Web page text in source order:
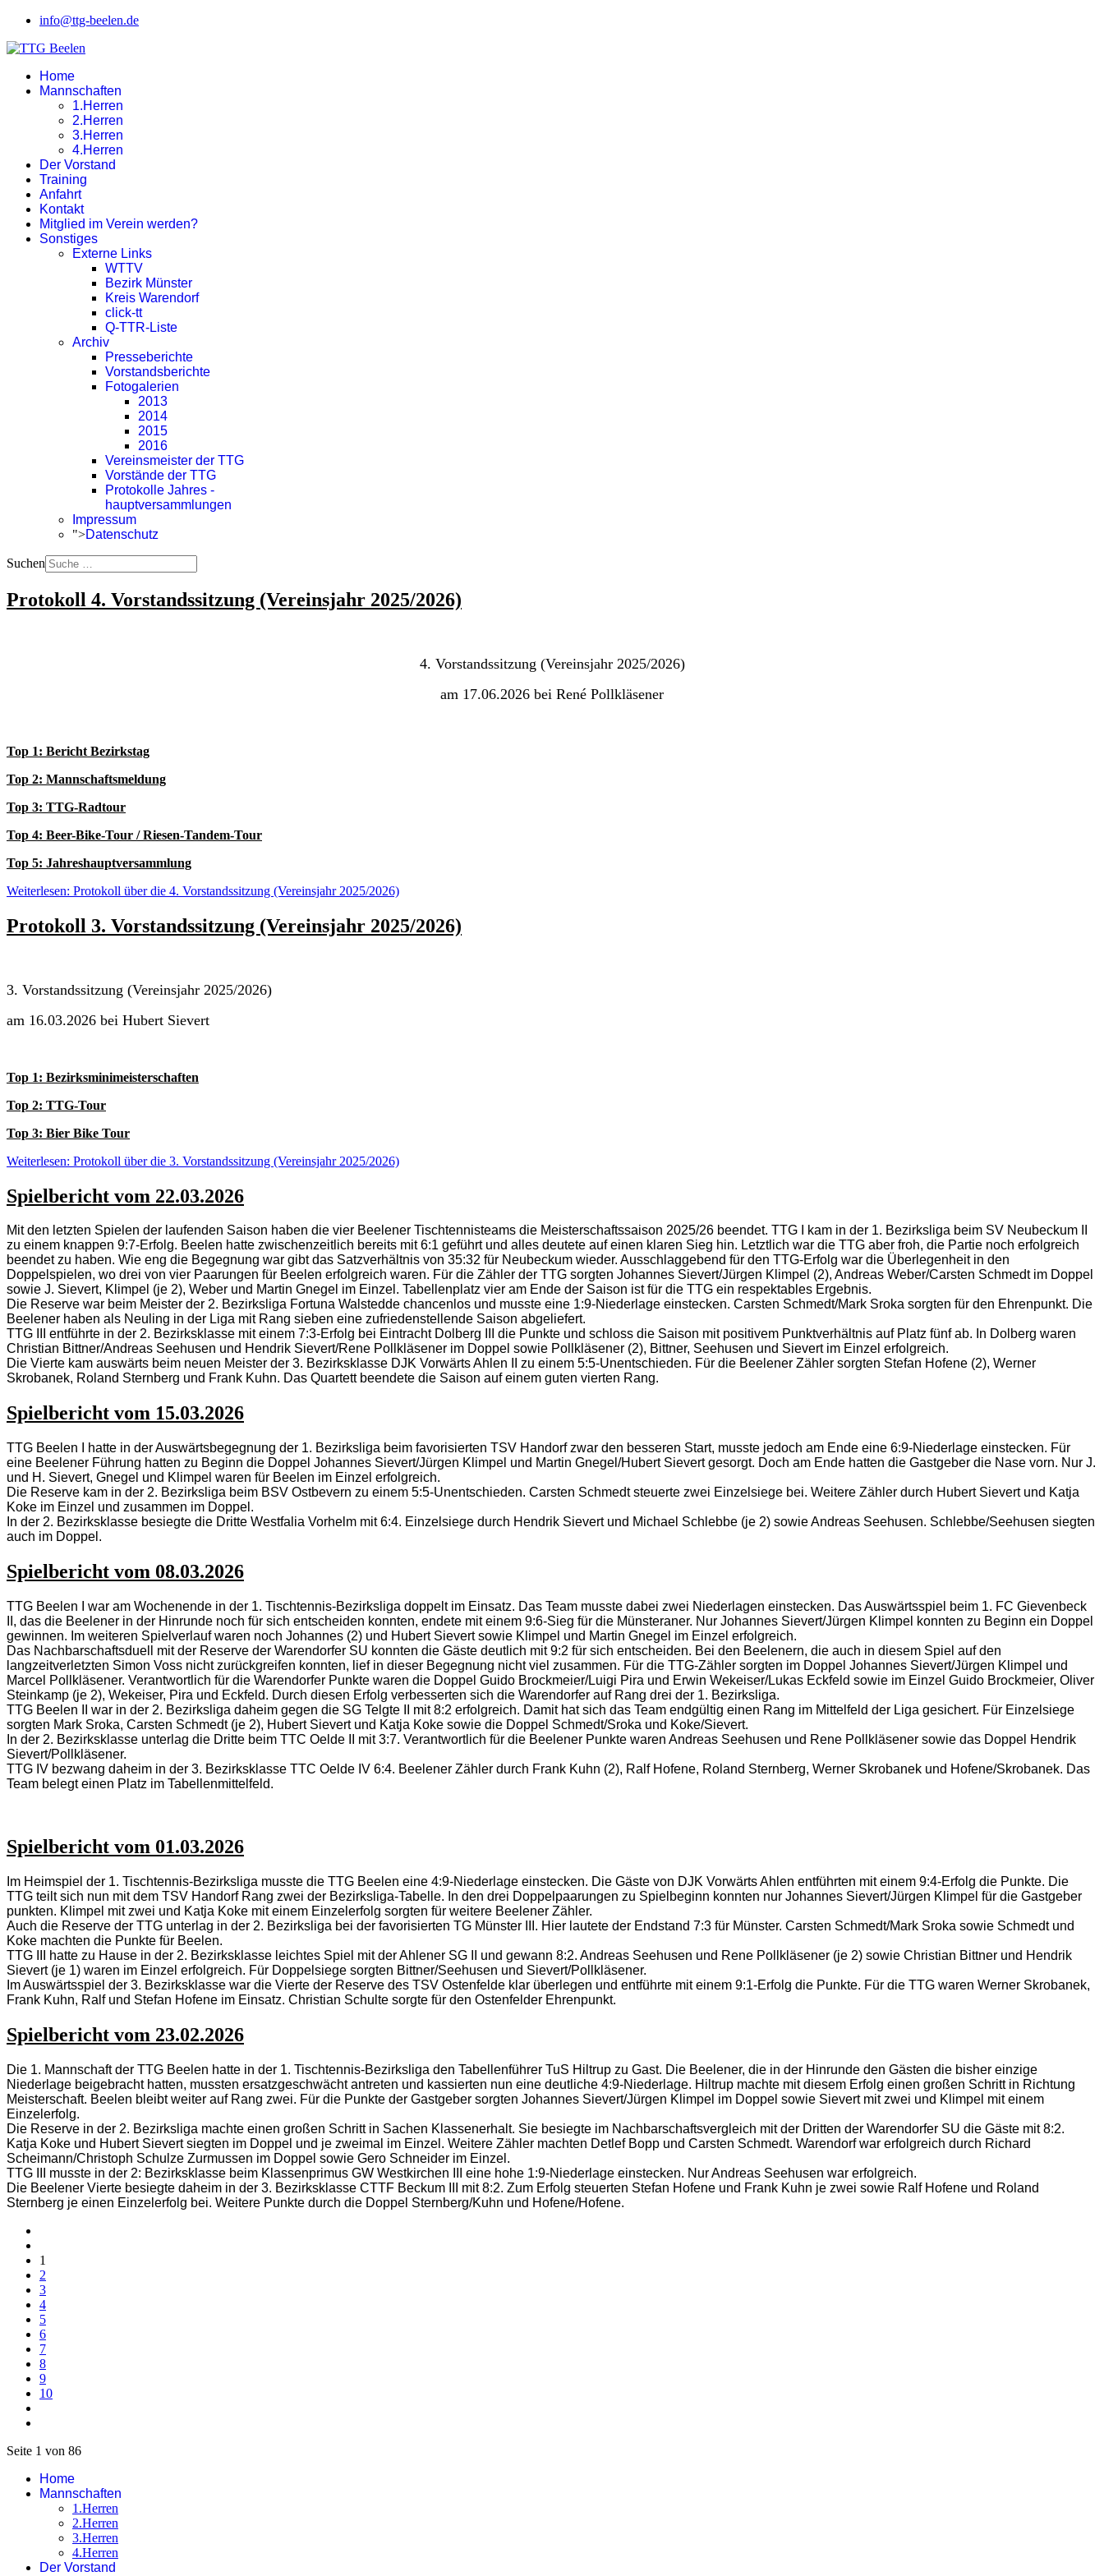
info@ttg-beelen.de
Home
Mannschaften
1.Herren
2.Herren
3.Herren
4.Herren
Der Vorstand
Training
Anfahrt
Kontakt
Mitglied im Verein werden?
Sonstiges
Externe Links
WTTV
Bezirk Münster
Kreis Warendorf
click-tt
Q-TTR-Liste
Archiv
Presseberichte
Vorstandsberichte
Fotogalerien
2013
2014
2015
2016
Vereinsmeister der TTG
Vorstände der TTG
Protokolle Jahres -
hauptversammlungen
Impressum
">Datenschutz
Suchen
Protokoll 4. Vorstandssitzung (Vereinsjahr 2025/2026)
4. Vorstandssitzung (Vereinsjahr 2025/2026)
am 17.06.2026 bei René Pollkläsener
Top 1: Bericht Bezirkstag
Top 2: Mannschaftsmeldung
Top 3: TTG-Radtour
Top 4: Beer-Bike-Tour / Riesen-Tandem-Tour
Top 5: Jahreshauptversammlung
Weiterlesen: Protokoll über die 4. Vorstandssitzung (Vereinsjahr 2025/2026)
Protokoll 3. Vorstandssitzung (Vereinsjahr 2025/2026)
3. Vorstandssitzung (Vereinsjahr 2025/2026)
am 16.03.2026 bei Hubert Sievert
Top 1: Bezirksminimeisterschaften
Top 2: TTG-Tour
Top 3: Bier Bike Tour
Weiterlesen: Protokoll über die 3. Vorstandssitzung (Vereinsjahr 2025/2026)
Spielbericht vom 22.03.2026
Mit den letzten Spielen der laufenden Saison haben die vier Beelener Tischtennisteams die Meisterschaftssaison 2025/26 beendet. TTG I kam in der 1. Bezirksliga beim SV Neubeckum II
zu einem knappen 9:7-Erfolg. Beelen hatte zwischenzeitlich bereits mit 6:1 geführt und alles deutete auf einen klaren Sieg hin. Letztlich war die TTG aber froh, die Partie noch erfolgreich
beendet zu haben. Wie eng die Begegnung war gibt das Satzverhältnis von 35:32 für Neubeckum wieder. Ausschlaggebend für den TTG-Erfolg war die Überlegenheit in den
Doppelspielen, wo drei von vier Paarungen für Beelen erfolgreich waren. Für die Zähler der TTG sorgten Johannes Sievert/Jürgen Klimpel (2), Andreas Weber/Carsten Schmedt im Doppel
sowie J. Sievert, Klimpel (je 2), Weber und Martin Gnegel im Einzel. Tabellenplatz vier am Ende der Saison ist für die TTG ein respektables Ergebnis.
Die Reserve war beim Meister der 2. Bezirksliga Fortuna Walstedde chancenlos und musste eine 1:9-Niederlage einstecken. Carsten Schmedt/Mark Sroka sorgten für den Ehrenpunkt. Die
Beelener haben als Neuling in der Liga mit Rang sieben eine zufriedenstellende Saison abgeliefert.
TTG III entführte in der 2. Bezirksklasse mit einem 7:3-Erfolg bei Eintracht Dolberg III die Punkte und schloss die Saison mit positivem Punktverhältnis auf Platz fünf ab. In Dolberg waren
Christian Bittner/Andreas Seehusen und Hendrik Sievert/Rene Pollkläsener im Doppel sowie Pollkläsener (2), Bittner, Seehusen und Sievert im Einzel erfolgreich.
Die Vierte kam auswärts beim neuen Meister der 3. Bezirksklasse DJK Vorwärts Ahlen II zu einem 5:5-Unentschieden. Für die Beelener Zähler sorgten Stefan Hofene (2), Werner
Skrobanek, Roland Sternberg und Frank Kuhn. Das Quartett beendete die Saison auf einem guten vierten Rang.
Spielbericht vom 15.03.2026
TTG Beelen I hatte in der Auswärtsbegegnung der 1. Bezirksliga beim favorisierten TSV Handorf zwar den besseren Start, musste jedoch am Ende eine 6:9-Niederlage einstecken. Für
eine Beelener Führung hatten zu Beginn die Doppel Johannes Sievert/Jürgen Klimpel und Martin Gnegel/Hubert Sievert gesorgt. Doch am Ende hatten die Gastgeber die Nase vorn. Nur J.
und H. Sievert, Gnegel und Klimpel waren für Beelen im Einzel erfolgreich.
Die Reserve kam in der 2. Bezirksliga beim BSV Ostbevern zu einem 5:5-Unentschieden. Carsten Schmedt steuerte zwei Einzelsiege bei. Weitere Zähler durch Hubert Sievert und Katja
Koke im Einzel und zusammen im Doppel.
In der 2. Bezirksklasse besiegte die Dritte Westfalia Vorhelm mit 6:4. Einzelsiege durch Hendrik Sievert und Michael Schlebbe (je 2) sowie Andreas Seehusen. Schlebbe/Seehusen siegten
auch im Doppel.
Spielbericht vom 08.03.2026
TTG Beelen I war am Wochenende in der 1. Tischtennis-Bezirksliga doppelt im Einsatz. Das Team musste dabei zwei Niederlagen einstecken. Das Auswärtsspiel beim 1. FC Gievenbeck
II, das die Beelener in der Hinrunde noch für sich entscheiden konnten, endete mit einem 9:6-Sieg für die Münsteraner. Nur Johannes Sievert/Jürgen Klimpel konnten zu Beginn ein Doppel
gewinnen. Im weiteren Spielverlauf waren noch Johannes (2) und Hubert Sievert sowie Klimpel und Martin Gnegel im Einzel erfolgreich.
Das Nachbarschaftsduell mit der Reserve der Warendorfer SU konnten die Gäste deutlich mit 9:2 für sich entscheiden. Bei den Beelenern, die auch in diesem Spiel auf den
langzeitverletzten Simon Voss nicht zurückgreifen konnten, lief in dieser Begegnung nicht viel zusammen. Für die TTG-Zähler sorgten im Doppel Johannes Sievert/Jürgen Klimpel und
Marcel Pollkläsener. Verantwortlich für die Warendorfer Punkte waren die Doppel Guido Brockmeier/Luigi Pira und Erwin Wekeiser/Lukas Eckfeld sowie im Einzel Guido Brockmeier, Oliver
Steinkamp (je 2), Wekeiser, Pira und Eckfeld. Durch diesen Erfolg verbesserten sich die Warendorfer auf Rang drei der 1. Bezirksliga.
TTG Beelen II war in der 2. Bezirksliga daheim gegen die SG Telgte II mit 8:2 erfolgreich. Damit hat sich das Team endgültig einen Rang im Mittelfeld der Liga gesichert. Für Einzelsiege
sorgten Mark Sroka, Carsten Schmedt (je 2), Hubert Sievert und Katja Koke sowie die Doppel Schmedt/Sroka und Koke/Sievert.
In der 2. Bezirksklasse unterlag die Dritte beim TTC Oelde II mit 3:7. Verantwortlich für die Beelener Punkte waren Andreas Seehusen und Rene Pollkläsener sowie das Doppel Hendrik
Sievert/Pollkläsener.
TTG IV bezwang daheim in der 3. Bezirksklasse TTC Oelde IV 6:4. Beelener Zähler durch Frank Kuhn (2), Ralf Hofene, Roland Sternberg, Werner Skrobanek und Hofene/Skrobanek. Das
Team belegt einen Platz im Tabellenmittelfeld.
Spielbericht vom 01.03.2026
Im Heimspiel der 1. Tischtennis-Bezirksliga musste die TTG Beelen eine 4:9-Niederlage einstecken. Die Gäste von DJK Vorwärts Ahlen entführten mit einem 9:4-Erfolg die Punkte. Die
TTG teilt sich nun mit dem TSV Handorf Rang zwei der Bezirksliga-Tabelle. In den drei Doppelpaarungen zu Spielbeginn konnten nur Johannes Sievert/Jürgen Klimpel für die Gastgeber
punkten. Klimpel mit zwei und Katja Koke mit einem Einzelerfolg sorgten für weitere Beelener Zähler.
Auch die Reserve der TTG unterlag in der 2. Bezirksliga bei der favorisierten TG Münster III. Hier lautete der Endstand 7:3 für Münster. Carsten Schmedt/Mark Sroka sowie Schmedt und
Koke machten die Punkte für Beelen.
TTG III hatte zu Hause in der 2. Bezirksklasse leichtes Spiel mit der Ahlener SG II und gewann 8:2. Andreas Seehusen und Rene Pollkläsener (je 2) sowie Christian Bittner und Hendrik
Sievert (je 1) waren im Einzel erfolgreich. Für Doppelsiege sorgten Bittner/Seehusen und Sievert/Pollkläsener.
Im Auswärtsspiel der 3. Bezirksklasse war die Vierte der Reserve des TSV Ostenfelde klar überlegen und entführte mit einem 9:1-Erfolg die Punkte. Für die TTG waren Werner Skrobanek,
Frank Kuhn, Ralf und Stefan Hofene im Einsatz. Christian Schulte sorgte für den Ostenfelder Ehrenpunkt.
Spielbericht vom 23.02.2026
Die 1. Mannschaft der TTG Beelen hatte in der 1. Tischtennis-Bezirksliga den Tabellenführer TuS Hiltrup zu Gast. Die Beelener, die in der Hinrunde den Gästen die bisher einzige
Niederlage beigebracht hatten, mussten ersatzgeschwächt antreten und kassierten nun eine deutliche 4:9-Niederlage. Hiltrup machte mit diesem Erfolg einen großen Schritt in Richtung
Meisterschaft. Beelen bleibt weiter auf Rang zwei. Für die Punkte der Gastgeber sorgten Johannes Sievert/Jürgen Klimpel im Doppel sowie Sievert mit zwei und Klimpel mit einem
Einzelerfolg.
Die Reserve in der 2. Bezirksliga machte einen großen Schritt in Sachen Klassenerhalt. Sie besiegte im Nachbarschaftsvergleich mit der Dritten der Warendorfer SU die Gäste mit 8:2.
Katja Koke und Hubert Sievert siegten im Doppel und je zweimal im Einzel. Weitere Zähler machten Detlef Bopp und Carsten Schmedt. Warendorf war erfolgreich durch Richard
Scheimann/Christoph Schulze Zurmussen im Doppel sowie Gero Schneider im Einzel.
TTG III musste in der 2: Bezirksklasse beim Klassenprimus GW Westkirchen III eine hohe 1:9-Niederlage einstecken. Nur Andreas Seehusen war erfolgreich.
Die Beelener Vierte besiegte daheim in der 3. Bezirksklasse CTTF Beckum III mit 8:2. Zum Erfolg steuerten Stefan Hofene und Frank Kuhn je zwei sowie Ralf Hofene und Roland
Sternberg je einen Einzelerfolg bei. Weitere Punkte durch die Doppel Sternberg/Kuhn und Hofene/Hofene.
1
2
3
4
5
6
7
8
9
10
Seite 1 von 86
Home
Mannschaften
1.Herren
2.Herren
3.Herren
4.Herren
Der Vorstand